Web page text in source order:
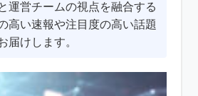
運営チームの視点を融合する
高い速報や注目度の高い話題
届けします。